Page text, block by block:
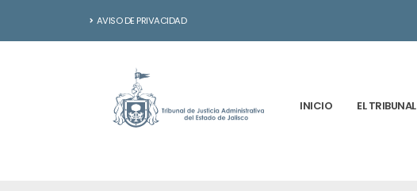
AVISO DE PRIVACIDAD
INICIO EL TRIBUNAL